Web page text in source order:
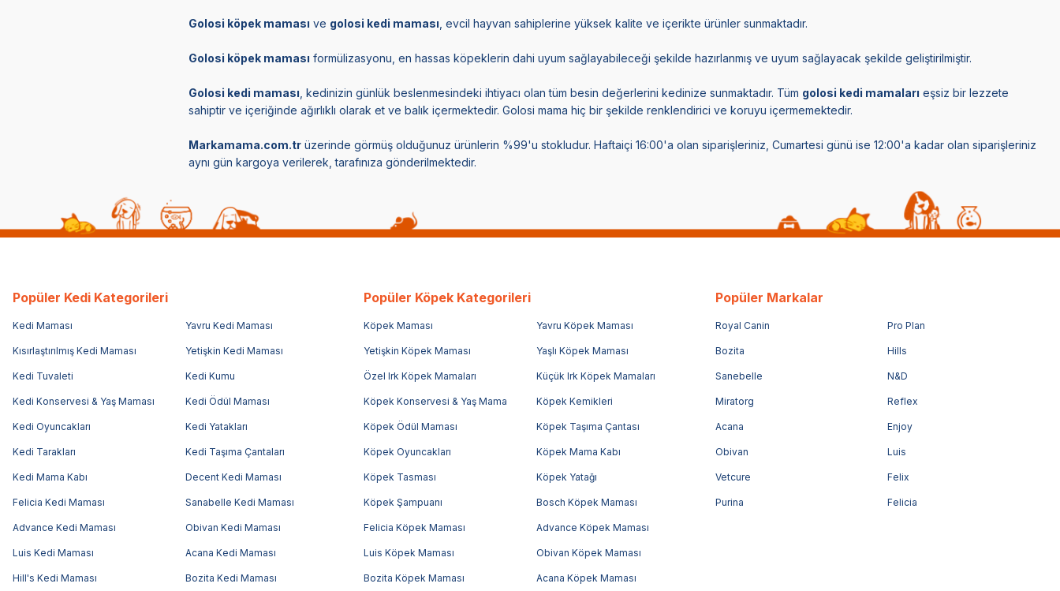
Golosi köpek maması ve golosi kedi maması , evcil hayvan sahiplerine yüksek kalite ve içerikte ürünler sunmaktadır.
Golosi köpek maması formülizasyonu, en hassas köpeklerin dahi uyum sağlayabileceği şekilde hazırlanmış ve uyum sağlayacak şekilde geliştirilmiştir.
Golosi kedi maması , kedinizin günlük beslenmesindeki ihtiyacı olan tüm besin değerlerini kedinize sunmaktadır. Tüm golosi kedi mamaları eşsiz bir lezzete
sahiptir ve içeriğinde ağırlıklı olarak et ve balık içermektedir. Golosi mama hiç bir şekilde renklendirici ve koruyu içermemektedir.
Markamama.com.trüzerinde görmüş olduğunuz ürünlerin %99'u stokludur. Haftaiçi 16:00'a olan siparişleriniz, Cumartesi günü ise 12:00'a kadar olan siparişleriniz
aynı gün kargoya verilerek, tarafınıza gönderilmektedir.
Popüler Kedi Kategorileri
Kedi Maması Yavru Kedi Maması
Kısırlaştırılmış Kedi Maması Yetişkin Kedi Maması
Kedi Tuvaleti Kedi Kumu
Kedi Konservesi & Yaş Maması Kedi Ödül Maması
Kedi Oyuncakları Kedi Yatakları
Kedi Tarakları Kedi Taşıma Çantaları
Kedi Mama Kabı Decent Kedi Maması
Felicia Kedi Maması Sanabelle Kedi Maması
Advance Kedi Maması Obivan Kedi Maması
Luis Kedi Maması Acana Kedi Maması
Hill's Kedi Maması Bozita Kedi Maması
Popüler Köpek Kategorileri
Köpek Maması Yavru Köpek Maması
Yetişkin Köpek Maması Yaşlı Köpek Maması
Özel Irk Köpek Mamaları Küçük Irk Köpek Mamaları
Köpek Konservesi & Yaş Mama Köpek Kemikleri
Köpek Ödül Maması Köpek Taşıma Çantası
Köpek Oyuncakları Köpek Mama Kabı
Köpek Tasması Köpek Yatağı
Köpek Şampuanı Bosch Köpek Maması
Felicia Köpek Maması Advance Köpek Maması
Luis Köpek Maması Obivan Köpek Maması
Bozita Köpek Maması Acana Köpek Maması
Popüler Markalar
Royal Canin Pro Plan
Bozita Hills
Sanebelle N&D
Miratorg Reflex
Acana Enjoy
Obivan Luis
Vetcure Felix
Purina Felicia